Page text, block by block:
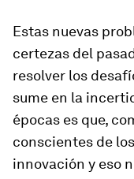
Estas nuevas
certezas del
resolver los
sume en la
épocas es que,
conscientes de
innovación y eso